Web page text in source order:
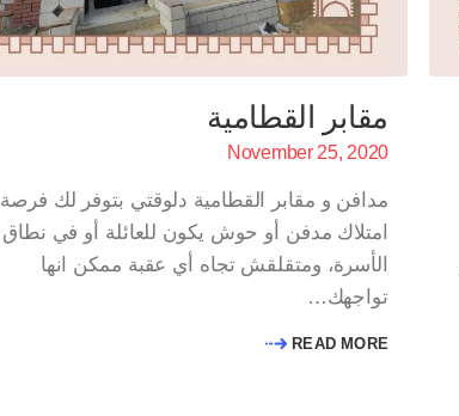
مقابر القطامية
November 25, 2020
مدافن و مقابر القطامية دلوقتي بتوفر لك فرصة
امتلاك مدفن أو حوش يكون للعائلة أو في نطاق
الأسرة، ومتقلقش تجاه أي عقبة ممكن انها
تواجهك…
READ MORE